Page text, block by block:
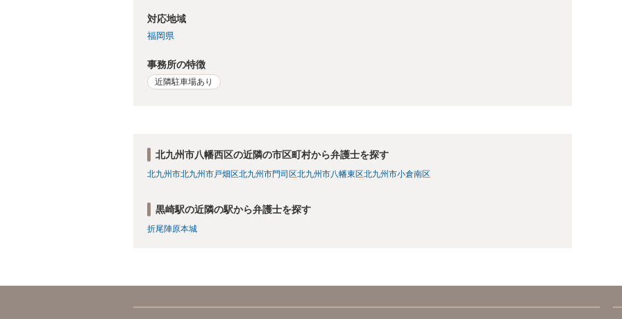
対応地域
福岡県
事務所の特徴
近隣駐車場あり
北九州市八幡西区の近隣の市区町村から弁護士を探す
北九州市北九州市戸畑区北九州市門司区北九州市八幡東区北九州市小倉南区
黒崎駅の近隣の駅から弁護士を探す
折尾陣原本城